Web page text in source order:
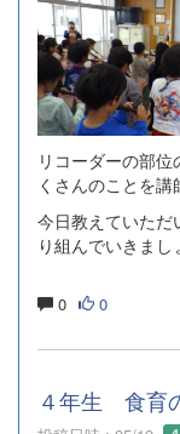
リコーダーの部
くさんのことを講
今日教えていただ
り組んでいきまし
0 0
４年生 食育